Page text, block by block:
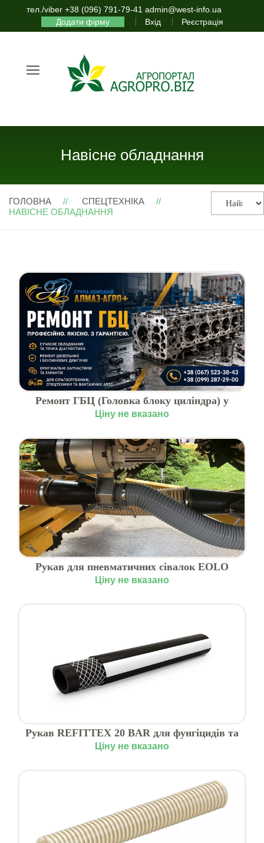
тел./viber +38 (096) 791-79-41 admin@west-info.ua
Додати фірму
Вхід Реєстрація
Навісне обладнання
ГОЛОВНА
СПЕЦТЕХНІКА
НАВІСНЕ ОБЛАДНАННЯ
Ремонт ГБЦ (Головка блоку циліндра) у
Волочиську
Ціну не вказано
Рукав для пневматичних сівалок EOLO
Ціну не вказано
Рукав REFITTEX 20 BAR для фунгіцидів та
агрохімії
Ціну не вказано